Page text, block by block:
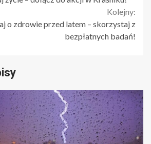
Kolejny:
o zdrowie przed latem – skorzystaj z
bezpłatnych badań!